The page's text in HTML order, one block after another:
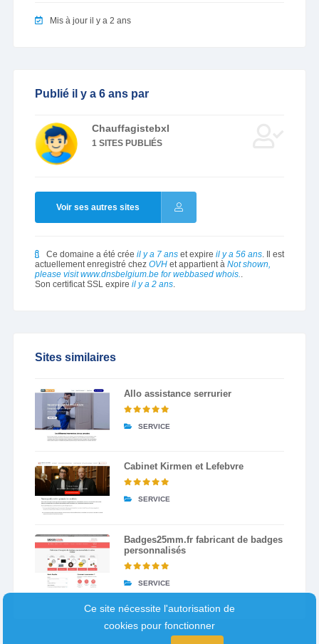
Mis à jour il y a 2 ans
Publié il y a 6 ans par
Chauffagistebxl
1 SITES PUBLIÉS
Voir ses autres sites
Ce domaine a été crée il y a 7 anset expire il y a 56 ans. Il est
actuellement enregistré chez OVHet appartient à Not shown,
please visit www.dnsbelgium.be for webbased whois..
Son certificat SSL expire il y a 2 ans.
Sites similaires
Allo assistance serrurier
SERVICE
Cabinet Kirmen et Lefebvre
SERVICE
Badges25mm.fr fabricant de badges
personnalisés
SERVICE
Ce site nécessite l'autorisation de
cookies pour fonctionner